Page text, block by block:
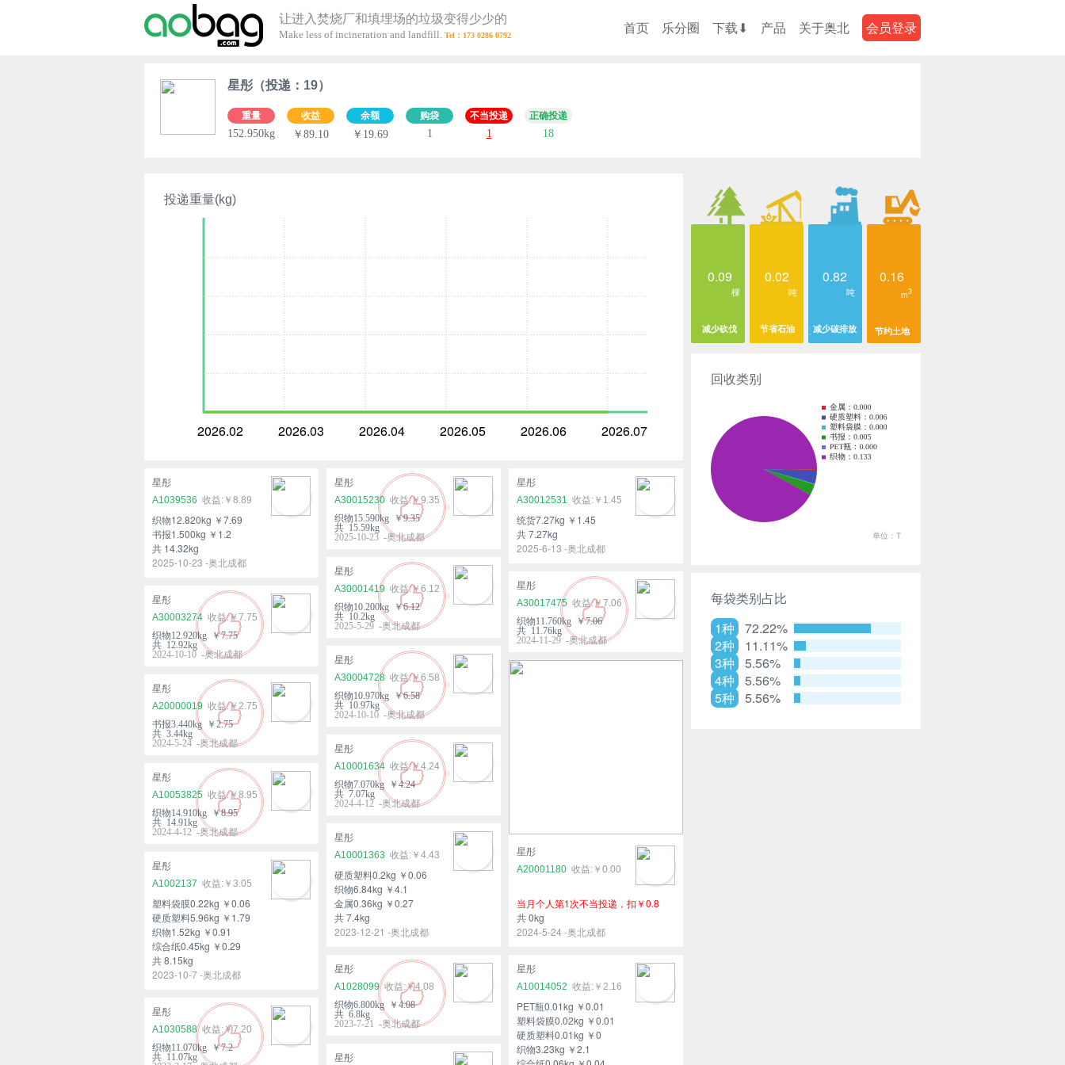
让进入焚烧厂和填埋场的垃圾变得少少的
Make less of incineration and landfill. 首页 乐分圈 下载⬇ 产品 关于奥北 会员登录
星彤（投递：19）
重量
152.950kg
收益
￥89.10
余额
￥19.69
购袋
1
不当投递
1
正确投递
18
投递重量(kg)
2026.02 2026.03 2026.04 2026.05 2026.06 2026.07
星彤
A1039536
￥8.89
织物12.820kg ￥7.69
书报1.500kg ￥1.2
共 14.32kg
2025-10-23 -奥北成都
星彤
A30015230
￥9.35
织物15.590kg ￥9.35
共 15.59kg
2025-10-23 -奥北成都
星彤
A30012531
￥1.45
统货7.27kg ￥1.45
共 7.27kg
2025-6-13 -奥北成都
星彤
A30001419
￥6.12
织物10.200kg ￥6.12
共 10.2kg
2025-5-29 -奥北成都
星彤
A30017475
￥7.06
织物11.760kg ￥7.06
共 11.76kg
2024-11-29 -奥北成都
星彤
A30003274
￥7.75
织物12.920kg ￥7.75
共 12.92kg
2024-10-10 -奥北成都
星彤
A30004728
￥6.58
织物10.970kg ￥6.58
共 10.97kg
2024-10-10 -奥北成都
星彤
A20001180
￥0.00
当月个人第1次不当投递，扣￥0.8
共 0kg
2024-5-24 -奥北成都
星彤
A20000019
￥2.75
书报3.440kg ￥2.75
共 3.44kg
2024-5-24 -奥北成都
星彤
A10001634
￥4.24
织物7.070kg ￥4.24
共 7.07kg
2024-4-12 -奥北成都
星彤
A10053825
￥8.95
织物14.910kg ￥8.95
共 14.91kg
2024-4-12 -奥北成都
星彤
A10001363
￥4.43
硬质塑料0.2kg ￥0.06
织物6.84kg ￥4.1
金属0.36kg ￥0.27
共 7.4kg
2023-12-21 -奥北成都
星彤
A1002137
￥3.05
塑料袋膜0.22kg ￥0.06
硬质塑料5.96kg ￥1.79
织物1.52kg ￥0.91
综合纸0.45kg ￥0.29
共 8.15kg
2023-10-7 -奥北成都
星彤
A1028099
￥4.08
织物6.800kg ￥4.08
共 6.8kg
2023-7-21 -奥北成都
星彤
A10014052
￥2.16
PET瓶0.01kg ￥0.01
塑料袋膜0.02kg ￥0.01
硬质塑料0.01kg ￥0
织物3.23kg ￥2.1
星彤
A1030588
￥7.20
织物11.070kg ￥7.2
共 11.07kg
星彤
0.09
棵
减少砍伐
0.02
吨
节省石油
0.82
吨
减少碳排放
0.16
m3
节约土地
回收类别
每袋类别占比
1种
72.22%
2种
11.11%
3种
5.56%
4种
5.56%
5种
5.56%